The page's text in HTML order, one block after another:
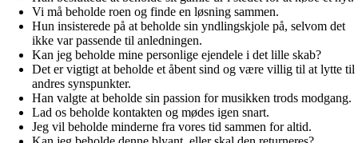
Vi må beholde roen og finde en løsning sammen.
Hun insisterede på at beholde sin yndlingskjole på, selvom det
ikke var passende til anledningen.
Kan jeg beholde mine personlige ejendele i det lille skab?
Det er vigtigt at beholde et åbent sind og være villig til at lytte til
andres synspunkter.
Han valgte at beholde sin passion for musikken trods modgang.
Lad os beholde kontakten og mødes igen snart.
Jeg vil beholde minderne fra vores tid sammen for altid.